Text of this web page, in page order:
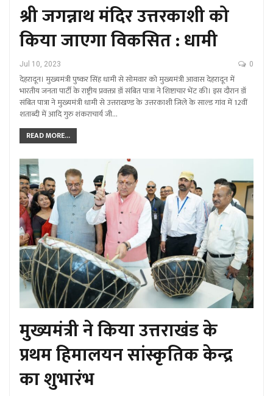
श्री जगन्नाथ मंदिर उत्तरकाशी को
किया जाएगा विकसित : धामी
Jul 10, 2023 0
देहरादून। मुख्यमंत्री पुष्कर सिंह धामी से सोमवार को मुख्यमंत्री आवास देहरादून में
भारतीय जनता पार्टी के राष्ट्रीय प्रवक्ता डॉ संबित पात्रा ने शिष्टाचार भेंट की। इस दौरान डॉ
संबित पात्रा ने मुख्यमंत्री धामी से उत्तराखण्ड के उत्तरकाशी जिले के साल्ड गांव में 12वीं
शताब्दी में आदि गुरु शंकराचार्य जी…
READ MORE...
मुख्यमंत्री ने किया उत्तराखंड के
प्रथम हिमालयन सांस्कृतिक केन्द्र
का शुभारंभ